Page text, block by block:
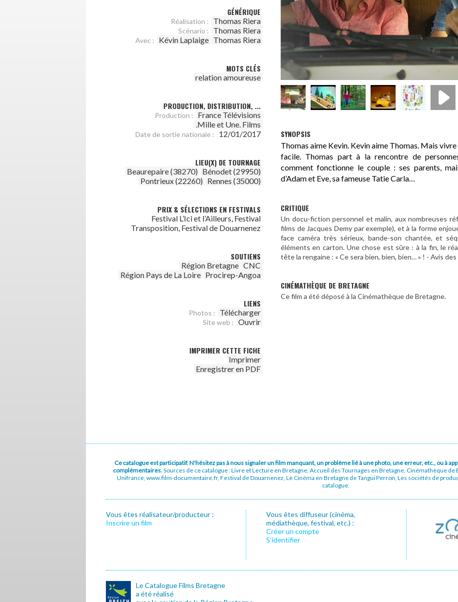
GÉNÉRIQUE
Réalisation : Thomas Riera
Scénario : Thomas Riera
Avec : Kévin Laplaige Thomas Riera
MOTS CLÉS
relation amoureuse
PRODUCTION, DISTRIBUTION, ...
Production :
France Télévisions
.Mille et Une. Films
Date de sortie nationale : 12/01/2017
LIEU(X) DE TOURNAGE
Beaurepaire (38270) Bénodet (29950)
Pontrieux (22260) Rennes (35000)
PRIX & SÉLECTIONS EN FESTIVALS
Festival L’Ici et l’Ailleurs, Festival
Transposition, Festival de Douarnenez
SOUTIENS
Région Bretagne CNC
Région Pays de La Loire Procirep-Angoa
LIENS
Photos : Télécharger
Site web : Ouvrir
IMPRIMER CETTE FICHE
Imprimer
Enregistrer en PDF
SYNOPSIS
Thomas aime Kevin. Kevin aime Thomas. Mais vivre
facile. Thomas part à la rencontre de
comment fonctionne le couple : ses parents,
d’Adam et Eve, sa fameuse Tatie Carla…
CRITIQUE
Un docu-fiction personnel et malin, aux nombreuses
films de Jacques Demy par exemple), et à la forme
face caméra très sérieux, bande-son chantée, et
éléments en carton. Une chose est sûre : à la fin, le
tête la rengaine : « Ce sera bien, bien, bien… » ! - Avis
CINÉMATHÈQUE DE BRETAGNE
Ce film a été déposé à la Cinémathèque de Bretagne.
Ce catalogue est participatif. N'hésitez pas à nous signaler un film manquant, un problème lié à une photo, une erreur, etc., ou à
complémentaires.Sources de ce catalogue : Livre et Lecture en Bretagne, Accueil des Tournages en Bretagne, Cinémathèque
Unifrance, www.film-documentaire.fr, Festival de Douarnenez, Le Cinéma en Bretagne de Tangui Perron, Les sociétés de
catalogue.
Vous êtes réalisateur/producteur :
Inscrire un film
Vous êtes diffuseur (cinéma,
médiathèque, festival, etc.) :
Créer un compte
S’identifier
Le Catalogue Films Bretagne
a été réalisé